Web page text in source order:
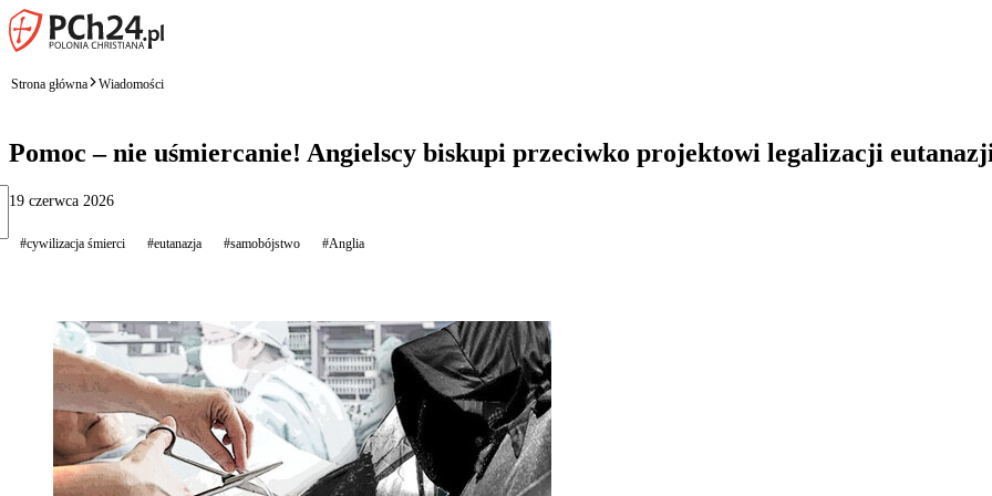
Strona główna Wiadomości
Pomoc – nie uśmiercanie! Angielscy biskupi przeciwko projektowi legalizacji
19 czerwca 2026
#cywilizacja śmierci #eutanazja #samobójstwo #Anglia